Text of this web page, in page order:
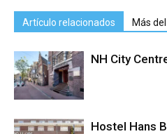
Artículo relacionados Más
NH City
Hostel Hans